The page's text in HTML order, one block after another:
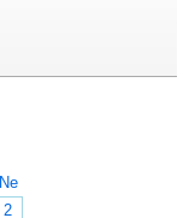
Ne
2